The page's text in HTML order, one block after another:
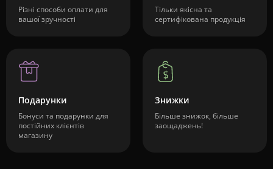
Різні способи оплати для
вашої зручності
Тільки якісна та
сертифікована продукція
Подарунки
Бонуси та подарунки для
постійних клієнтів
магазину
Знижки
Більше знижок, більше
заощаджень!